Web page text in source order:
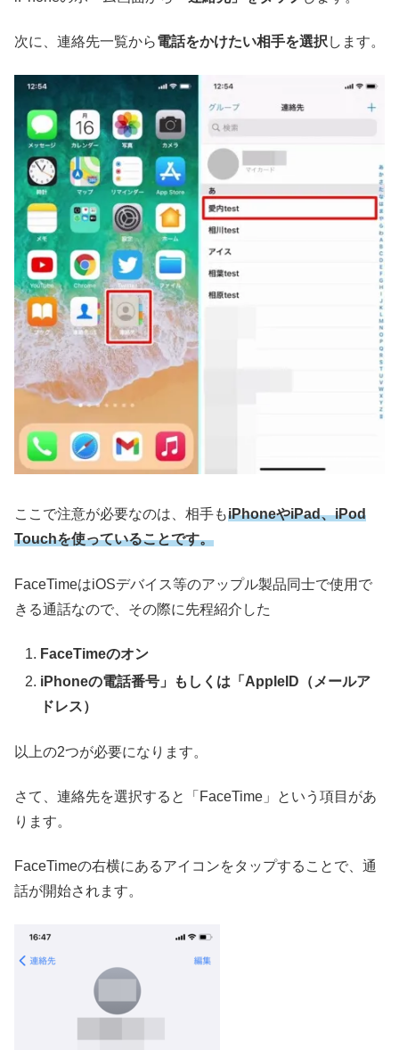
次に、連絡先一覧から電話をかけたい相手を選択 します。
ここで注意が必要なのは、相手もiPhoneやiPad、iPod
Touchを使っていることです。
FaceTimeはiOSデバイス等のアップル製品同士で使用で
きる通話なので、その際に先程紹介した
FaceTimeのオン
iPhoneの電話番号」もしくは「AppleID（メールア
ドレス）
以上の2つが必要になります。
さて、連絡先を選択すると「FaceTime」という項目があ
ります。
FaceTimeの右横にあるアイコンをタップすることで、通
話が開始されます。